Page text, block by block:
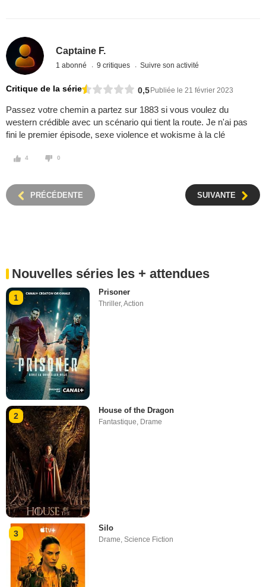
Captaine F.
1 abonné 9 critiques Suivre son activité
Critique de la série 0,5 Publiée le 21 février 2023
Passez votre chemin a partez sur 1883 si vous voulez du
western crédible avec un scénario qui tient la route. Je n'ai pas
fini le premier épisode, sexe violence et wokisme à la clé
4 0
PRÉCÉDENTE SUIVANTE
Nouvelles séries les + attendues
1
Prisoner
Thriller,Action
2
House of the Dragon
Fantastique Drame
3
Silo
Drame,Science Fiction